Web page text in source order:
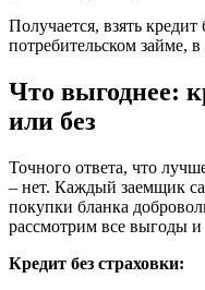
Получается, взять
потребительском займе,
Что выгоднее:
или без
Точного ответа, что
– нет. Каждый заемщик
покупки бланка
рассмотрим все выгоды
Кредит без страховки: